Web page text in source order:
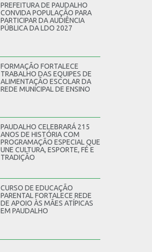
PREFEITURA DE PAUDALHO
CONVIDA POPULAÇÃO PARA
PARTICIPAR DA AUDIÊNCIA
PÚBLICA DA LDO 2027
FORMAÇÃO FORTALECE
TRABALHO DAS EQUIPES DE
ALIMENTAÇÃO ESCOLAR DA
REDE MUNICIPAL DE ENSINO
PAUDALHO CELEBRARÁ 215
ANOS DE HISTÓRIA COM
PROGRAMAÇÃO ESPECIAL QUE
UNE CULTURA, ESPORTE, FÉ E
TRADIÇÃO
CURSO DE EDUCAÇÃO
PARENTAL FORTALECE REDE
DE APOIO ÀS MÃES ATÍPICAS
EM PAUDALHO